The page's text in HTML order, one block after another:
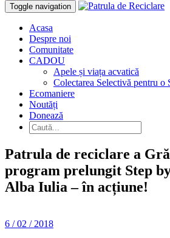
Toggle navigation
Acasa
Despre noi
Comunitate
CADOU
Apele și viața acvatică
Colectarea Selectivă pentru o
Ecomaniere
Noutăți
Donează
Patrula de reciclare a
program prelungit Step
Alba Iulia – în acțiune!
6 / 02 / 2018